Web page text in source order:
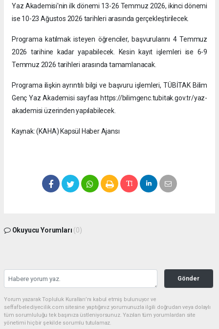
Yaz Akademisi'nin ilk dönemi 13-26 Temmuz 2026, ikinci dönemi
ise 10-23 Ağustos 2026 tarihleri arasında gerçekleştirilecek.
Programa katılmak isteyen öğrenciler, başvurularını 4 Temmuz
2026 tarihine kadar yapabilecek. Kesin kayıt işlemleri ise 6-9
Temmuz 2026 tarihleri arasında tamamlanacak.
Programa ilişkin ayrıntılı bilgi ve başvuru işlemleri, TÜBİTAK Bilim
Genç Yaz Akademisi sayfası https://bilimgenc.tubitak.gov.tr/yaz-
akademisi üzerinden yapılabilecek.
Kaynak: (KAHA) Kapsül Haber Ajansı
Okuyucu Yorumları (0)
Gönder
Yorum yazarak Topluluk Kuralları’nı kabul etmiş bulunuyor ve
seffafbelediyecilik.com sitesine yaptığınız yorumunuzla ilgili doğrudan veya dolaylı
tüm sorumluluğu tek başınıza üstleniyorsunuz. Yazılan tüm yorumlardan site
yönetimi hiçbir şekilde sorumlu tutulamaz.